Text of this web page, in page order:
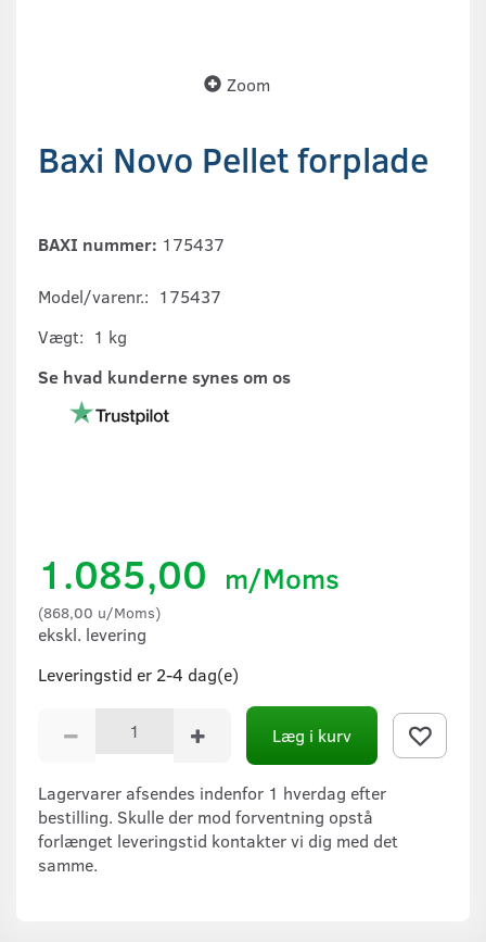
Zoom
Baxi Novo Pellet forplade
BAXI nummer: 175437
Model/varenr.: 175437
Vægt: 1 kg
Se hvad kunderne synes om os
1.085,00 m/Moms
(868,00 u/Moms)
ekskl. levering
Leveringstid er 2-4 dag(e)
Læg i kurv
Lagervarer afsendes indenfor 1 hverdag efter
bestilling. Skulle der mod forventning opstå
forlænget leveringstid kontakter vi dig med det
samme.